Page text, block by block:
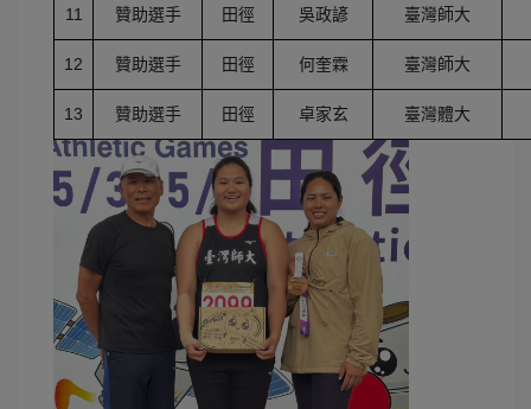
11 贊助選手 田徑 吳政諺 臺灣師大
12 贊助選手 田徑 何奎霖 臺灣師大
13 贊助選手 田徑 卓家玄 臺灣體大